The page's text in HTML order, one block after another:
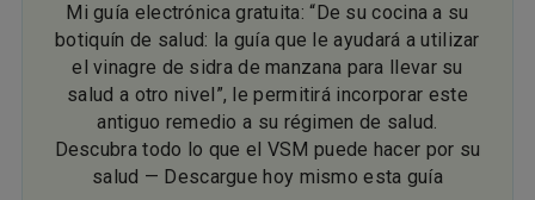
Mi guía electrónica gratuita: “De su cocina a su
botiquín de salud: la guía que le ayudará a utilizar
el vinagre de sidra de manzana para llevar su
salud a otro nivel”, le permitirá incorporar este
antiguo remedio a su régimen de salud.
Descubra todo lo que el VSM puede hacer por su
salud — Descargue hoy mismo esta guía